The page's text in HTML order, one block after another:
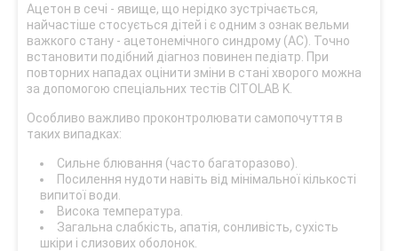
Ацетон в сечі - явище, що нерідко зустрічається,
найчастіше стосується дітей і є одним з ознак вельми
важкого стану - ацетонемічного синдрому (АС). Точно
встановити подібний діагноз повинен педіатр. При
повторних нападах оцінити зміни в стані хворого можна
за допомогою спеціальних тестів CITOLAB K.
Особливо важливо проконтролювати самопочуття в
таких випадках:
Сильне блювання (часто багаторазово).
Посилення нудоти навіть від мінімальної кількості
випитої води.
Висока температура.
Загальна слабкість, апатія, сонливість, сухість
шкіри і слизових оболонок.